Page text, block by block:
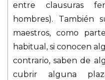
entre clausuras
hombres). También
maestros, como
habitual, si conocen
contrario, saben de
cubrir alguna